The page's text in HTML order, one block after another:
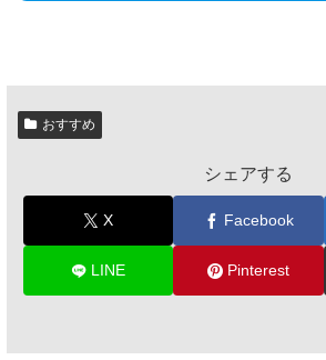
おすすめ
シェアする
X Facebook
LINE Pinterest